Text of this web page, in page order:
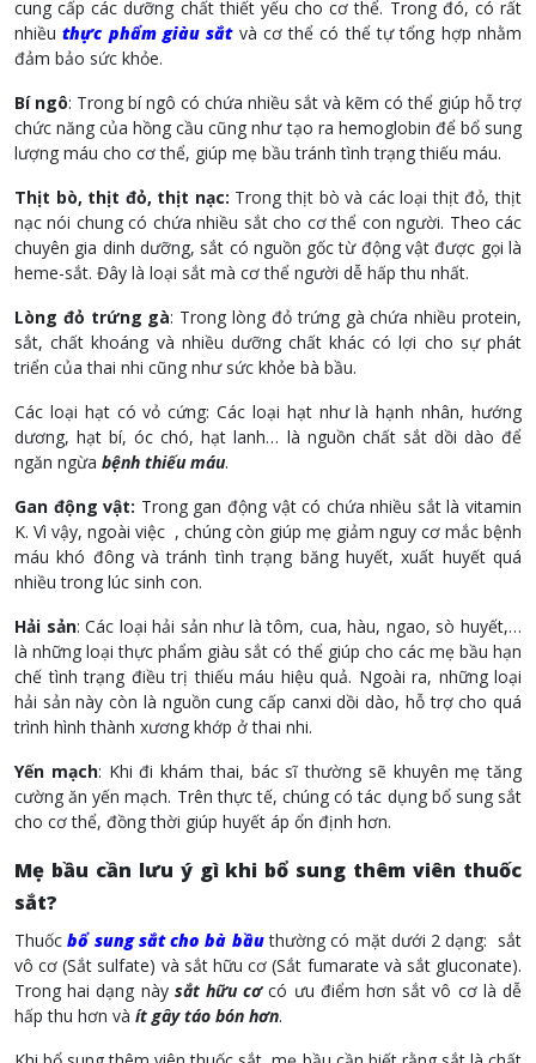
cung cấp các dưỡng chất thiết yếu cho cơ thể. Trong đó, có rất
nhiềuthực phẩm giàu sắtvà cơ thể có thể tự tổng hợp nhằm
đảm bảo sức khỏe.
Bí ngô: Trong bí ngô có chứa nhiều sắt và kẽm có thể giúp hỗ trợ
chức năng của hồng cầu cũng như tạo ra hemoglobin để bổ sung
lượng máu cho cơ thể, giúp mẹ bầu tránh tình trạng thiếu máu.
Thịt bò, thịt đỏ, thịt nạc: Trong thịt bò và các loại thịt đỏ, thịt
nạc nói chung có chứa nhiều sắt cho cơ thể con người. Theo các
chuyên gia dinh dưỡng, sắt có nguồn gốc từ động vật được gọi là
heme-sắt. Đây là loại sắt mà cơ thể người dễ hấp thu nhất.
Lòng đỏ trứng gà: Trong lòng đỏ trứng gà chứa nhiều protein,
sắt, chất khoáng và nhiều dưỡng chất khác có lợi cho sự phát
triển của thai nhi cũng như sức khỏe bà bầu.
Các loại hạt có vỏ cứng: Các loại hạt như là hạnh nhân, hướng
dương, hạt bí, óc chó, hạt lanh… là nguồn chất sắt dồi dào để
ngăn ngừa bệnh thiếu máu.
Gan động vật: Trong gan động vật có chứa nhiều sắt là vitamin
K. Vì vậy, ngoài việc , chúng còn giúp mẹ giảm nguy cơ mắc bệnh
máu khó đông và tránh tình trạng băng huyết, xuất huyết quá
nhiều trong lúc sinh con.
Hải sản: Các loại hải sản như là tôm, cua, hàu, ngao, sò huyết,…
là những loại thực phẩm giàu sắt có thể giúp cho các mẹ bầu hạn
chế tình trạng điều trị thiếu máu hiệu quả. Ngoài ra, những loại
hải sản này còn là nguồn cung cấp canxi dồi dào, hỗ trợ cho quá
trình hình thành xương khớp ở thai nhi.
Yến mạch: Khi đi khám thai, bác sĩ thường sẽ khuyên mẹ tăng
cường ăn yến mạch. Trên thực tế, chúng có tác dụng bổ sung sắt
cho cơ thể, đồng thời giúp huyết áp ổn định hơn.
Mẹ bầu cần lưu ý gì khi bổ sung thêm viên thuốc
sắt?
Thuốcbổ sung sắt cho bà bầuthường có mặt dưới 2 dạng: sắt
vô cơ (Sắt sulfate) và sắt hữu cơ (Sắt fumarate và sắt gluconate).
Trong hai dạng này sắt hữu cơcó ưu điểm hơn sắt vô cơ là dễ
hấp thu hơn và ít gây táo bón hơn.